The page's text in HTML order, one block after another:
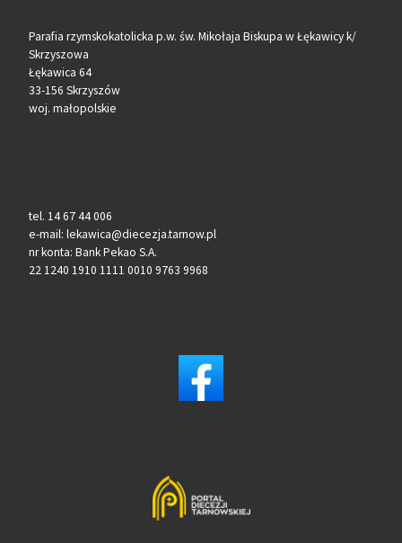
Parafia rzymskokatolicka p.w. św. Mikołaja Biskupa w Łękawicy k/
Skrzyszowa
Łękawica 64
33-156 Skrzyszów
woj. małopolskie
tel. 14 67 44 006
e-mail: lekawica@diecezja.tarnow.pl
nr konta: Bank Pekao S.A.
22 1240 1910 1111 0010 9763 9968